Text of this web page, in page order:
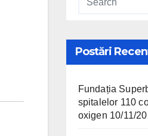
Postări
Fundația
spitalelor 110
oxigen 10/11/